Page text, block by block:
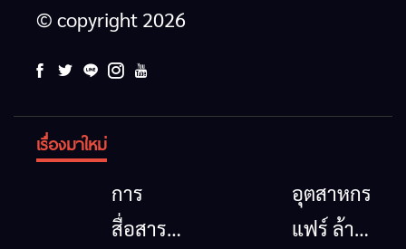
© copyright 2026
เรื่องมาใหม่
การ
สื่อสาร
อุตสาหกรรม
แฟร์ ล้าน